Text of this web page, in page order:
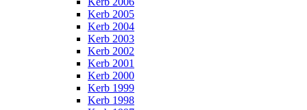
Kerb 2005
Kerb 2004
Kerb 2003
Kerb 2002
Kerb 2001
Kerb 2000
Kerb 1999
Kerb 1998